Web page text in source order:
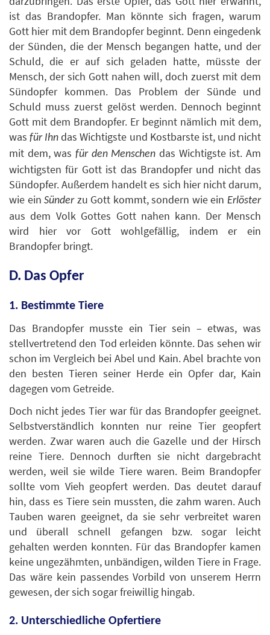
ist das Brandopfer. Man könnte sich fragen, warum
Gott hier mit dem Brandopfer beginnt. Denn eingedenk
der Sünden, die der Mensch begangen hatte, und der
Schuld, die er auf sich geladen hatte, müsste der
Mensch, der sich Gott nahen will, doch zuerst mit dem
Sündopfer kommen. Das Problem der Sünde und
Schuld muss zuerst gelöst werden. Dennoch beginnt
Gott mit dem Brandopfer. Er beginnt nämlich mit dem,
wasfür Ihn das Wichtigste und Kostbarste ist, und nicht
mit dem, was für den Menschen das Wichtigste ist. Am
wichtigsten für Gott ist das Brandopfer und nicht das
Sündopfer. Außerdem handelt es sich hier nicht darum,
wie einSünderzu Gott kommt, sondern wie einErlöster
aus dem Volk Gottes Gott nahen kann. Der Mensch
wird hier vor Gott wohlgefällig, indem er ein
Brandopfer bringt.
D. Das Opfer
1. Bestimmte Tiere
Das Brandopfer musste ein Tier sein – etwas, was
stellvertretend den Tod erleiden könnte. Das sehen wir
schon im Vergleich bei Abel und Kain. Abel brachte von
den besten Tieren seiner Herde ein Opfer dar, Kain
dagegen vom Getreide.
Doch nicht jedes Tier war für das Brandopfer geeignet.
Selbstverständlich konnten nur reine Tier geopfert
werden. Zwar waren auch die Gazelle und der Hirsch
reine Tiere. Dennoch durften sie nicht dargebracht
werden, weil sie wilde Tiere waren. Beim Brandopfer
sollte vom Vieh geopfert werden. Das deutet darauf
hin, dass es Tiere sein mussten, die zahm waren. Auch
Tauben waren geeignet, da sie sehr verbreitet waren
und überall schnell gefangen bzw. sogar leicht
gehalten werden konnten. Für das Brandopfer kamen
keine ungezähmten, unbändigen, wilden Tiere in Frage.
Das wäre kein passendes Vorbild von unserem Herrn
gewesen, der sich sogar freiwillig hingab.
2. Unterschiedliche Opfertiere